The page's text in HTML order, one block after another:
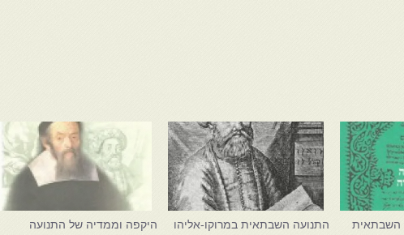
השבתאית
התנועה השבתאית במרוקו-אליהו
היקפה וממדיה של התנועה